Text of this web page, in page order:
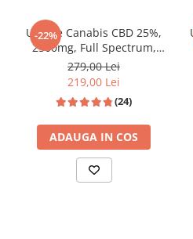
-22%
Ulei de Canabis CBD 25%,
2500mg, Full Spectrum,
Premium, 10ml
279,00 Lei
219,00 Lei
(24)
ADAUGA IN COS